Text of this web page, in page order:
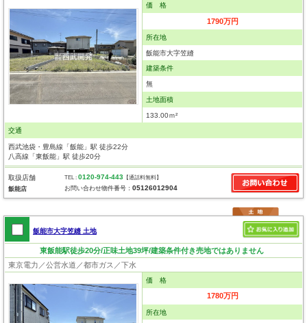
価 格
1790万円
所在地
飯能市大字笠縫
建築条件
無
土地面積
133.00ｍ²
交通
西武池袋・豊島線「飯能」駅 徒歩22分
八高線「東飯能」駅 徒歩20分
取扱店舗
飯能店
TEL :0120-974-443 【通話料無料】
お問い合わせ物件番号：05126012904
飯能市大字笠縫 土地
東飯能駅徒歩20分/正味土地39坪/建築条件付き売地ではありません
東京電力／公営水道／都市ガス／下水
価 格
1780万円
所在地